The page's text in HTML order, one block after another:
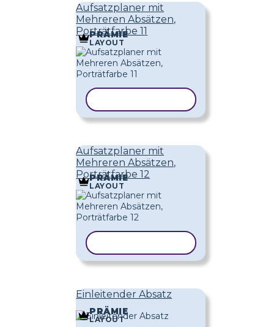
Aufsatzplaner mit
Mehreren Absätzen,
Porträtfarbe 11
PRÄMIE
LAYOUT
Aufsatzplaner mit
Mehreren Absätzen,
Porträtfarbe 12
PRÄMIE
LAYOUT
Einleitender Absatz
PRÄMIE
LAYOUT